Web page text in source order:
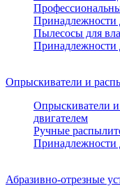
Принадлежности
Пылесосы для
Принадлежности
Опрыскиватели и
Опрыскиватели
двигателем
Ручные
Принадлежности
Абразивно-отрезные